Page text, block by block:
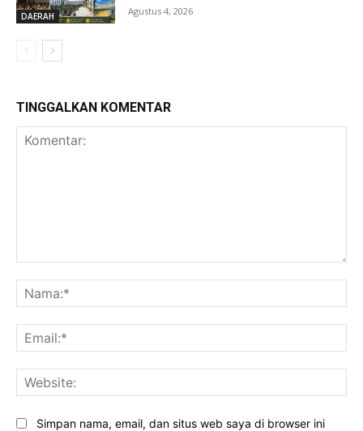
DAERAH Agustus 4, 2026
TINGGALKAN KOMENTAR
Simpan nama, email, dan situs web saya di browser ini